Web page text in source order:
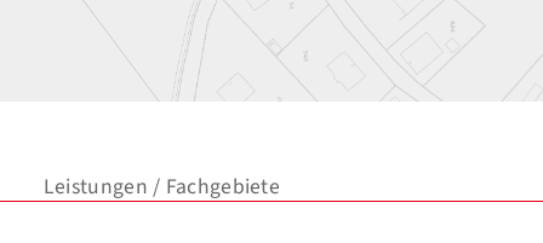
Leistungen / Fachgebiete